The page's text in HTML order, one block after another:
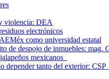
violencia: DEA
electrónicos
como universidad estatal
de despojo de inmuebles: mag.
mexicanos
depender tanto del exterior: CSP